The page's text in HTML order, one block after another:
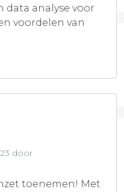
data analyse voor
voordelen van
door
toenemen! Met